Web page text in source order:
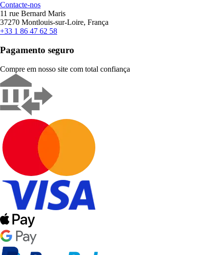
Contacte-nos
11 rue Bernard Maris
37270 Montlouis-sur-Loire, França
+33 1 86 47 62 58
Pagamento seguro
Compre em nosso site com total confiança